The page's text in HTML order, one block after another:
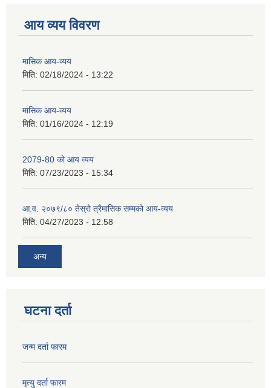
आय व्यय विवरण
मासिक आय-व्यय
मिति: 02/18/2024 - 13:22
मासिक आय-व्यय
मिति: 01/16/2024 - 12:19
2079-80 को आय व्यय
मिति: 07/23/2023 - 15:34
आ.व. २०७९/८० तेस्रो त्रैमासिक सम्मको आय-व्यय
मिति: 04/27/2023 - 12:58
अन्य
घटना दर्ता
जन्म दर्ता फारम
मृत्यु दर्ता फारम